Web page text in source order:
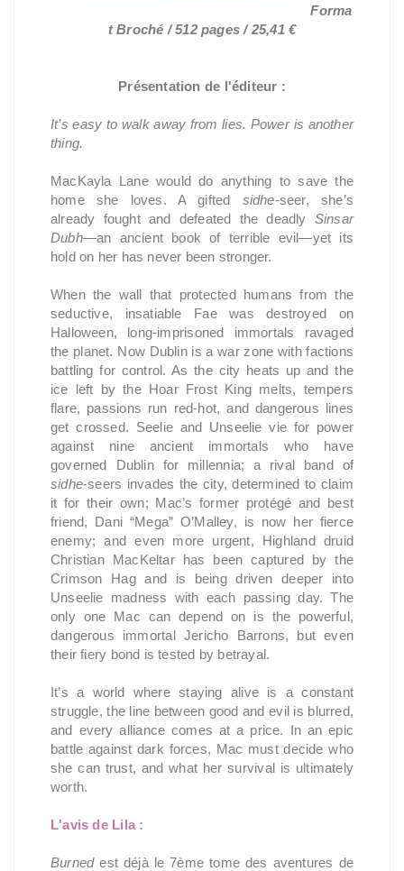
Forma
t Broché / 512 pages / 25,41 €
Présentation de l'éditeur :
It’s easy to walk away from lies. Power is another
thing.
MacKayla Lane would do anything to save the
home she loves. A gifted sidhe-seer, she’s
already fought and defeated the deadly Sinsar
Dubh—an ancient book of terrible evil—yet its
hold on her has never been stronger.
When the wall that protected humans from the
seductive, insatiable Fae was destroyed on
Halloween, long-imprisoned immortals ravaged
the planet. Now Dublin is a war zone with factions
battling for control. As the city heats up and the
ice left by the Hoar Frost King melts, tempers
flare, passions run red-hot, and dangerous lines
get crossed. Seelie and Unseelie vie for power
against nine ancient immortals who have
governed Dublin for millennia; a rival band of
sidhe-seers invades the city, determined to claim
it for their own; Mac’s former protégé and best
friend, Dani “Mega” O’Malley, is now her fierce
enemy; and even more urgent, Highland druid
Christian MacKeltar has been captured by the
Crimson Hag and is being driven deeper into
Unseelie madness with each passing day. The
only one Mac can depend on is the powerful,
dangerous immortal Jericho Barrons, but even
their fiery bond is tested by betrayal.
It’s a world where staying alive is a constant
struggle, the line between good and evil is blurred,
and every alliance comes at a price. In an epic
battle against dark forces, Mac must decide who
she can trust, and what her survival is ultimately
worth.
L'avis de Lila :
Burnedest déjà le 7ème tome des aventures de